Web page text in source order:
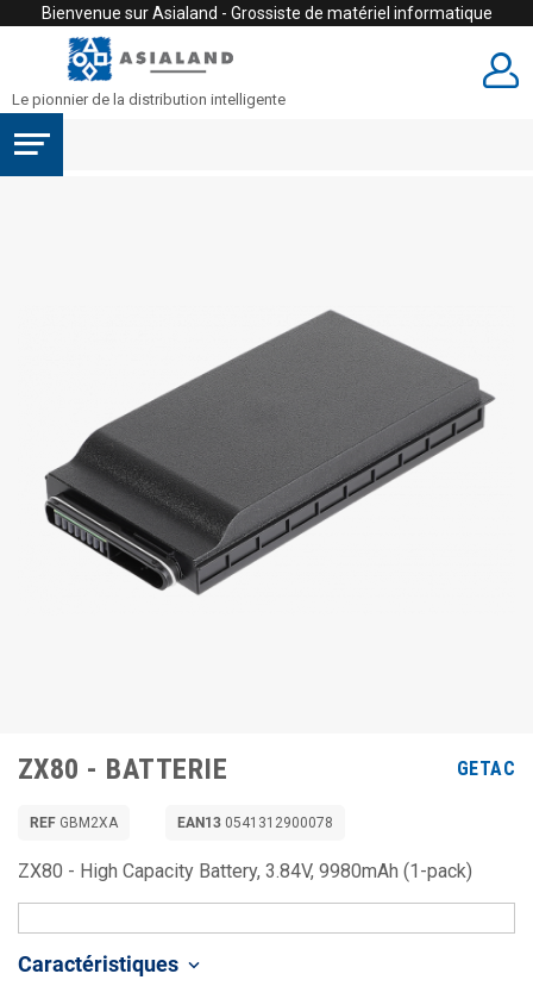
Bienvenue sur Asialand - Grossiste de matériel informatique
Le pionnier de la distribution intelligente
ZX80 - BATTERIE GETAC
REF GBM2XA EAN13 0541312900078
ZX80 - High Capacity Battery, 3.84V, 9980mAh (1-pack)
Caractéristiques keyboard_arrow_down